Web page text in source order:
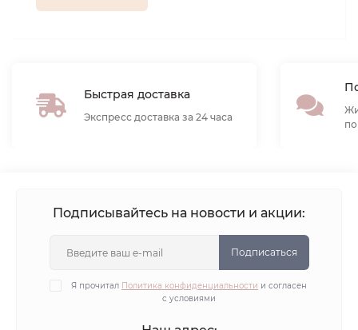
Быстрая доставка
Экспресс доставка за 24 часа
Подписывайтесь на новости и акции:
Подписаться
Я прочитал Политика конфиденциальности и согласен
с условиями